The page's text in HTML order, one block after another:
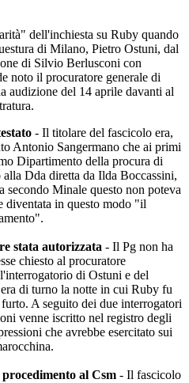
dell'inchiesta su Ruby quando
di Milano, Pietro Ostuni, dal
di Silvio Berlusconi con
noto il procuratore generale di
audizione del 14 aprile davanti al
- Il titolare del fascicolo era,
Antonio Sangermano che ai primi
Dipartimento della procura di
Dda diretta da Ilda Boccassini,
Minale questo non poteva
diventata in questo modo "il
stata autorizzata - Il Pg non ha
chiesto al procuratore
di Ostuni e del
di turno la notte in cui Ruby fu
A seguito dei due interrogatori
venne iscritto nel registro degli
che avrebbe esercitato sui
al Csm - Il fascicolo